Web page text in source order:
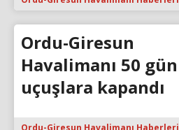
Ordu-Giresun
Havalimanı 50 gün
uçuşlara kapandı
Ordu-Giresun Havalimanı Haberleri